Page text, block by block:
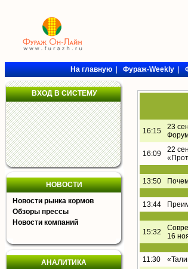
На главную|Фураж-Weekly|
ВХОД В СИСТЕМУ
НОВОСТИ
Новости рынка кормов
Обзоры прессы
Новости компаний
АНАЛИТИКА
16:15
23
16:09
22
13:50
13:44
15:32
16
11:30